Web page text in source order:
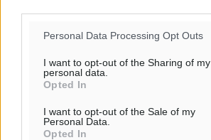
Personal Data Processing Opt Outs
I want to opt-out of the Sharing of my
personal data.
Opted In
I want to opt-out of the Sale of my
Personal Data.
Opted In